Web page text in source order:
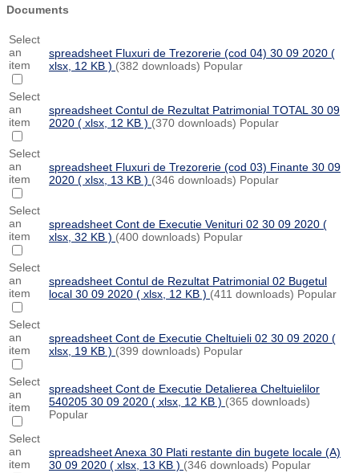
Documents
Select
an
item
spreadsheet Fluxuri de Trezorerie (cod 04) 30 09 2020 (
xlsx, 12 KB ) (382 downloads) Popular
Select
an
item
spreadsheet Contul de Rezultat Patrimonial TOTAL 30 09
2020 ( xlsx, 12 KB ) (370 downloads) Popular
Select
an
item
spreadsheet Fluxuri de Trezorerie (cod 03) Finante 30 09
2020 ( xlsx, 13 KB ) (346 downloads) Popular
Select
an
item
spreadsheet Cont de Executie Venituri 02 30 09 2020 (
xlsx, 32 KB ) (400 downloads) Popular
Select
an
item
spreadsheet Contul de Rezultat Patrimonial 02 Bugetul
local 30 09 2020 ( xlsx, 12 KB ) (411 downloads) Popular
Select
an
item
spreadsheet Cont de Executie Cheltuieli 02 30 09 2020 (
xlsx, 19 KB ) (399 downloads) Popular
Select
an
item
spreadsheet Cont de Executie Detalierea Cheltuielilor
540205 30 09 2020 ( xlsx, 12 KB ) (365 downloads)
Popular
Select
an
item
spreadsheetAnexa 30 Plati restante din bugete locale (A)
30 09 2020 ( xlsx, 13 KB ) (346 downloads) Popular